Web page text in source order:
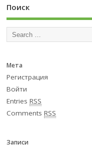
Поиск
Мета
Регистрация
Войти
EntriesRSS
CommentsRSS
Записи